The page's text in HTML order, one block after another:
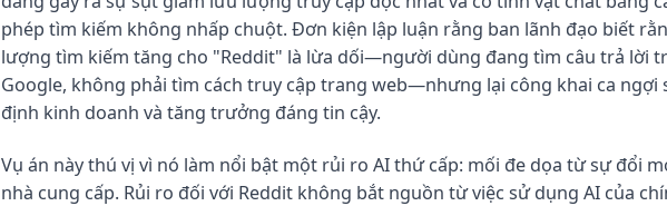
phép tìm kiếm không nhấp chuột. Đơn kiện lập luận rằng ban lãnh đạo biết
lượng tìm kiếm tăng cho "Reddit" là lừa dối—người dùng đang tìm câu trả lời
Google, không phải tìm cách truy cập trang web—nhưng lại công khai ca ngợi
định kinh doanh và tăng trưởng đáng tin cậy.
Vụ án này thú vị vì nó làm nổi bật một rủi ro AI thứ cấp: mối đe dọa từ sự đổi
nhà cung cấp. Rủi ro đối với Reddit không bắt nguồn từ việc sử dụng AI của